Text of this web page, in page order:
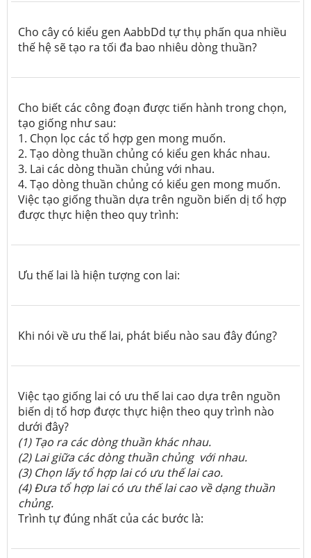
Cho cây có kiểu gen AabbDd tự thụ phấn qua nhiều
thế hệ sẽ tạo ra tối đa bao nhiêu dòng thuần?
Cho biết các công đoạn được tiến hành trong chọn,
tạo giống như sau:
1. Chọn lọc các tổ hợp gen mong muốn.
2. Tạo dòng thuần chủng có kiểu gen khác nhau.
3. Lai các dòng thuần chủng với nhau.
4. Tạo dòng thuần chủng có kiểu gen mong muốn.
Việc tạo giống thuần dựa trên nguồn biến dị tổ hợp
được thực hiện theo quy trình:
Ưu thế lai là hiện tượng con lai:
Khi nói về ưu thế lai, phát biểu nào sau đây đúng?
Việc tạo giống lai có ưu thế lai cao dựa trên nguồn
biến dị tổ hơp được thực hiện theo quy trình nào
dưới đây?
(1) Tạo ra các dòng thuần khác nhau.
(2) Lai giữa các dòng thuần chủng với nhau.
(3) Chọn lấy tổ hợp lai có ưu thế lai cao.
(4) Đưa tổ hợp lai có ưu thế lai cao về dạng thuần
chủng.
Trình tự đúng nhất của các bước là: